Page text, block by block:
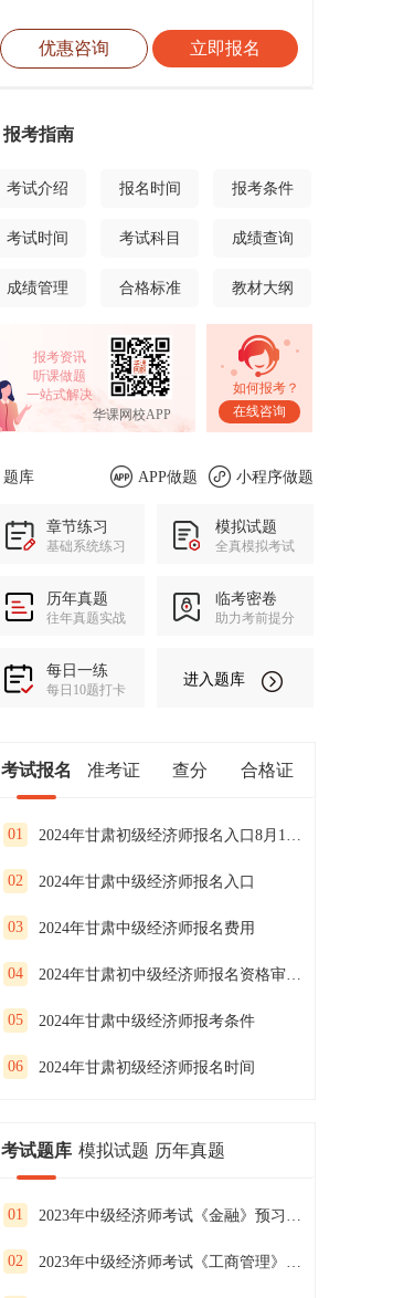
优惠咨询 立即报名
报考指南
考试介绍 报名时间 报考条件
考试时间 考试科目 成绩查询
成绩管理 合格标准 教材大纲
报考资讯
听课做题
一站式解决
华课网校APP
如何报考？
在线咨询
题库 APP做题 小程序做题
章节练习
基础系统练习
模拟试题
全真模拟考试
历年真题
往年真题实战
临考密卷
助力考前提分
每日一练
每日10题打卡
进入题库
考试报名 准考证 查分 合格证
01 2024年甘肃初级经济师报名入口8月13日开通
02 2024年甘肃中级经济师报名入口
03 2024年甘肃中级经济师报名费用
04 2024年甘肃初中级经济师报名资格审核方式
05 2024年甘肃中级经济师报考条件
06 2024年甘肃初级经济师报名时间
考试题库 模拟试题 历年真题
01 2023年中级经济师考试《金融》预习试卷（二）
02 2023年中级经济师考试《工商管理》预习试卷（一）